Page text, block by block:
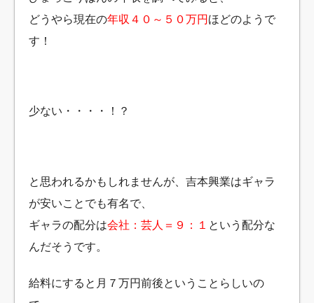
どうやら現在の年収４０～５０万円 ほどのようで
す！
少ない・・・・！？
と思われるかもしれませんが、吉本興業はギャラ
が安いことでも有名で、
ギャラの配分は会社：芸人＝９：１ という配分な
んだそうです。
給料にすると月７万円前後ということらしいの